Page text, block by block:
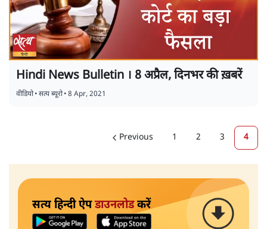
Hindi News Bulletin । 8 अप्रैल, दिनभर की ख़बरें
वीडियो•सत्य ब्यूरो•8 Apr, 2021
Previous 1 2 3 4
सत्य हिन्दी ऐपडाउनलोडकरें